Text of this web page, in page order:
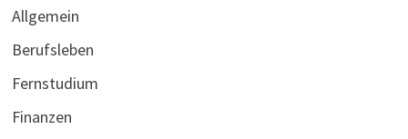
Allgemein
Berufsleben
Fernstudium
Finanzen